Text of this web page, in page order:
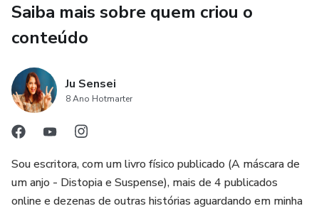
Saiba mais sobre quem criou o
conteúdo
Ju Sensei
8 Ano Hotmarter
Sou escritora, com um livro físico publicado (A máscara de
um anjo - Distopia e Suspense), mais de 4 publicados
online e dezenas de outras histórias aguardando em minha